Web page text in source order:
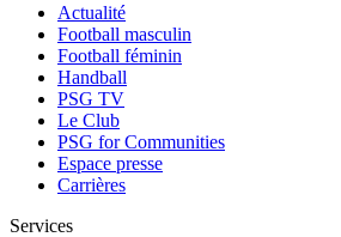
Actualité
Football masculin
Football féminin
Handball
PSG TV
Le Club
PSG for Communities
Espace presse
Carrières
Services